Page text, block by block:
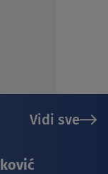
Vidi sve